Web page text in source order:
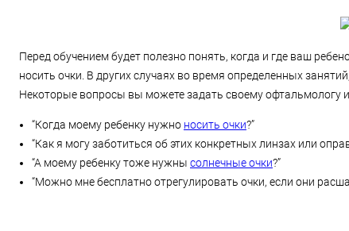
Перед обучением будет полезно понять, когда и где ваш
носить очки. В других случаях во время определенных
Некоторые вопросы вы можете задать своему офтальмологу
“Когда моему ребенку нужно носить очки?”
“Как я могу заботиться об этих конкретных линзах или
“А моему ребенку тоже нужны солнечные очки?”
“Можно мне бесплатно отрегулировать очки, если они